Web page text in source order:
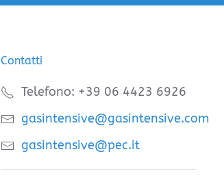
Contatti
Telefono: +39 06 4423 6926
gasintensive@gasintensive.com
gasintensive@pec.it